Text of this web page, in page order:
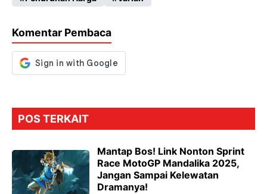
o
k
A
p
a
n
er
Komentar Pembaca
POS TERKAIT
Mantap Bos! Link Nonton Sprint
Race MotoGP Mandalika 2025,
Jangan Sampai Kelewatan
Dramanya!